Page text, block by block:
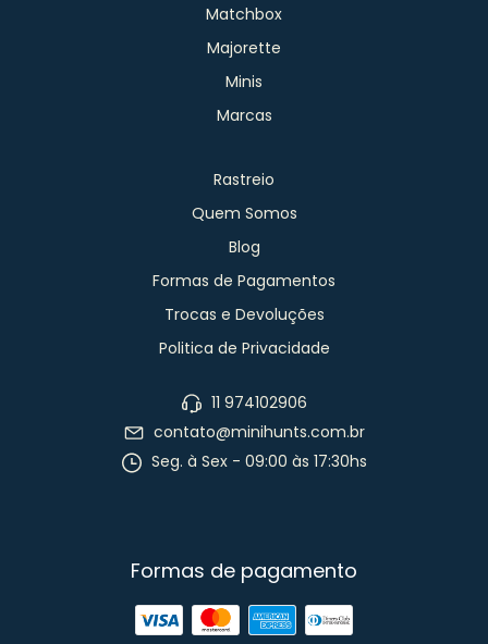
Matchbox
Majorette
Minis
Marcas
Rastreio
Quem Somos
Blog
Formas de Pagamentos
Trocas e Devoluções
Politica de Privacidade
11 974102906
contato@minihunts.com.br
Seg. à Sex - 09:00 às 17:30hs
Formas de pagamento